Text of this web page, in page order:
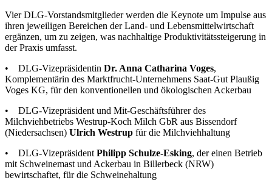
Vier DLG-Vorstandsmitglieder werden die Keynote um Impulse aus
ihren jeweiligen Bereichen der Land- und Lebensmittelwirtschaft
ergänzen, um zu zeigen, was nachhaltige Produktivitätssteigerung in
der Praxis umfasst.
• DLG-Vizepräsidentin Dr. Anna Catharina Voges,
Komplementärin des Marktfrucht-Unternehmens Saat-Gut Plaußig
Voges KG, für den konventionellen und ökologischen Ackerbau
• DLG-Vizepräsident und Mit-Geschäftsführer des
Milchviehbetriebs Westrup-Koch Milch GbR aus Bissendorf
(Niedersachsen) Ulrich Westrup für die Milchviehhaltung
• DLG-Vizepräsident Philipp Schulze-Esking, der einen Betrieb
mit Schweinemast und Ackerbau in Billerbeck (NRW)
bewirtschaftet, für die Schweinehaltung